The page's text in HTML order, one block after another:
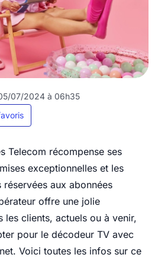
07/2024 à 06h35
Telecom récompense ses
exceptionnelles et les
réservées aux abonnées
offre une jolie
les clients, actuels ou à venir,
pour le décodeur TV avec
Voici toutes les infos sur ce